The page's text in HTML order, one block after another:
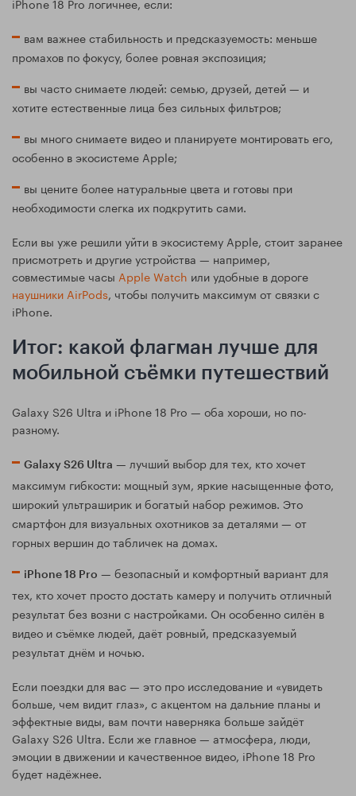
вам важнее стабильность и предсказуемость: меньше
промахов по фокусу, более ровная экспозиция;
вы часто снимаете людей: семью, друзей, детей — и
хотите естественные лица без сильных фильтров;
вы много снимаете видео и планируете монтировать его,
особенно в экосистеме Apple;
вы цените более натуральные цвета и готовы при
необходимости слегка их подкрутить сами.
Если вы уже решили уйти в экосистему Apple, стоит заранее
присмотреть и другие устройства — например,
совместимые часы Apple Watch или удобные в дороге
наушники AirPods, чтобы получить максимум от связки с
iPhone.
Итог: какой флагман лучше для
мобильной съёмки путешествий
Galaxy S26 Ultra и iPhone 18 Pro — оба хороши, но по-
разному.
Galaxy S26 Ultra — лучший выбор для тех, кто хочет
максимум гибкости: мощный зум, яркие насыщенные фото,
широкий ультраширик и богатый набор режимов. Это
смартфон для визуальных охотников за деталями — от
горных вершин до табличек на домах.
iPhone 18 Pro — безопасный и комфортный вариант для
тех, кто хочет просто достать камеру и получить отличный
результат без возни с настройками. Он особенно силён в
видео и съёмке людей, даёт ровный, предсказуемый
результат днём и ночью.
Если поездки для вас — это про исследование и «увидеть
больше, чем видит глаз», с акцентом на дальние планы и
эффектные виды, вам почти наверняка больше зайдёт
Galaxy S26 Ultra. Если же главное — атмосфера, люди,
эмоции в движении и качественное видео, iPhone 18 Pro
будет надёжнее.